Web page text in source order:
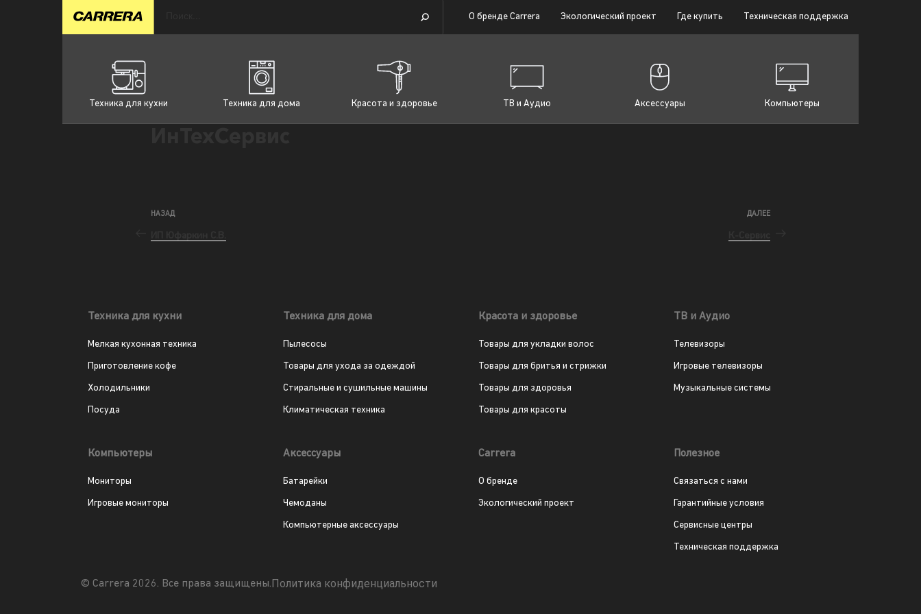
О бренде Carrera Экологический проект Где купить Техническая поддержка
Техника для кухни Техника для дома Красота и здоровье ТВ и Аудио Аксессуары Компьютеры
НАЗАД ДАЛЕЕ
Техника для кухни
Мелкая кухонная техника
Приготовление кофе
Холодильники
Посуда
Техника для дома
Пылесосы
Товары для ухода за одеждой
Стиральные и сушильные машины
Климатическая техника
Красота и здоровье
Товары для укладки волос
Товары для бритья и стрижки
Товары для здоровья
Товары для красоты
ТВ и Аудио
Телевизоры
Игровые телевизоры
Музыкальные системы
Компьютеры
Мониторы
Игровые мониторы
Аксессуары
Батарейки
Чемоданы
Компьютерные аксессуары
Carrera
О бренде
Экологический проект
Полезное
Связаться с нами
Гарантийные условия
Сервисные центры
Техническая поддержка
© Carrera 2026. Все права защищены.Политика конфиденциальности